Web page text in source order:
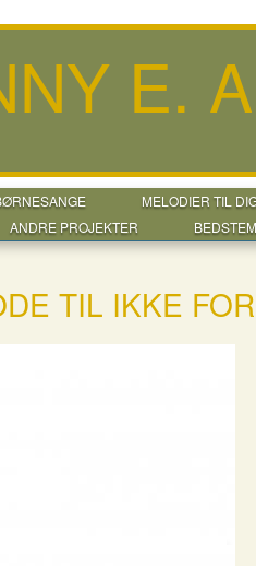
E.
MELODIER TIL
ANDRE PROJEKTER
TIL IKKE